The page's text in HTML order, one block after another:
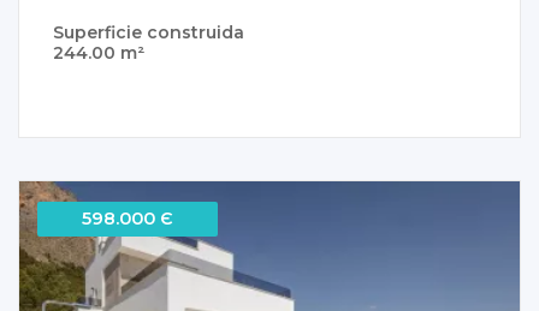
Superficie construida
244.00 m²
598.000 Є